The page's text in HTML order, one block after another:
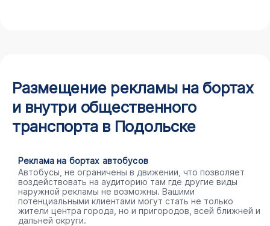
Размещение рекламы на бортах
и внутри общественного
транспорта в Подольске
Реклама на бортах автобусов
Автобусы, не ограничены в движении, что позволяет
воздействовать на аудиторию там где другие виды
наружной рекламы не возможны. Вашими
потенциальными клиентами могут стать не только
жители центра города, но и пригородов, всей ближней и
дальней округи.